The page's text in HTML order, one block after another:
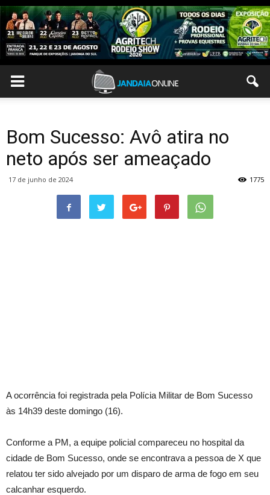
Bom Sucesso: Avô atira no
neto após ser ameaçado
17 de junho de 2024 1775
A ocorrência foi registrada pela Polícia Militar de Bom Sucesso
às 14h39 deste domingo (16).
Conforme a PM, a equipe policial compareceu no hospital da
cidade de Bom Sucesso, onde se encontrava a pessoa de X que
relatou ter sido alvejado por um disparo de arma de fogo em seu
calcanhar esquerdo.